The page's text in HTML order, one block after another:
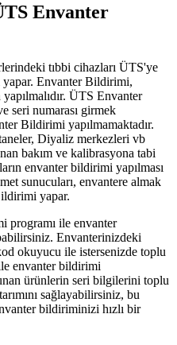
Envanter
tıbbi cihazları ÜTS'ye
Envanter Bildirimi,
ÜTS Envanter
seri numarası girmek
Bildirimi yapılmamaktadır.
Diyaliz merkezleri vb
bakım ve kalibrasyona tabi
envanter bildirimi yapılması
sunucuları, envantere almak
yapar.
programı ile envanter
Envanterinizdeki
okuyucu ile istersenizde toplu
envanter bildirimi
ürünlerin seri bilgilerini toplu
sağlayabilirsiniz, bu
bildiriminizi hızlı bir